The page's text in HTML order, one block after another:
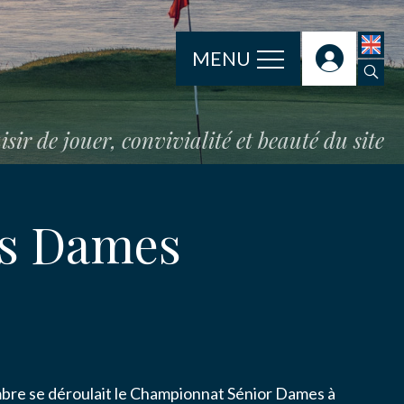
MENU
de jouer, convivialité et beauté du site
Dames
se déroulait le Championnat Sénior Dames à